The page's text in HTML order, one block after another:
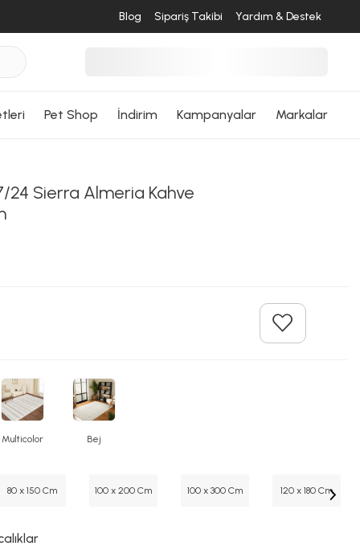
Blog Sipariş Takibi Yardım & Destek
Pet Shop İndirim Kampanyalar Markalar
24 Sierra Almeria Kahve
Multicolor Bej
80 x 150 Cm 100 x 200 Cm 100 x 300 Cm 120 x 180 Cm